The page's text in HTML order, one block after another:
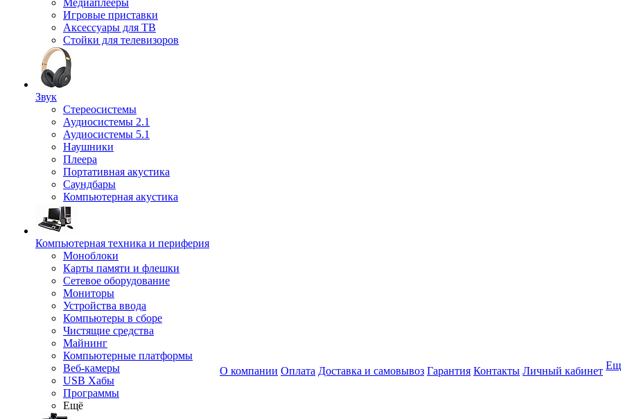
Медиаплееры
Игровые приставки
Аксессуары для ТВ
Стойки для телевизоров
Звук
Стереосистемы
Аудиосистемы 2.1
Аудиосистемы 5.1
Наушники
Плеера
Портативная акустика
Саундбары
Компьютерная акустика
Компьютерная техника и периферия
Моноблоки
Карты памяти и флешки
Сетевое оборудование
Мониторы
Устройства ввода
Компьютеры в сборе
Чистящие средства
Майнинг
Компьютерные платформы
Веб-камеры
USB Хабы
Программы
Ещё
О компании Оплата Доставка и самовывоз Гарантия Контакты Личный кабинет